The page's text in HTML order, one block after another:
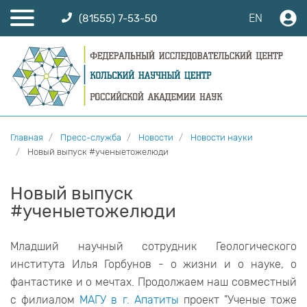
(81555) 7-53-50 EN
Главная Пресс-служба Новости
Новости науки
Новый выпуск #ученыетожелюди
Новый выпуск
#ученыетожелюди
Младший научный сотрудник Геологического
института Илья Горбунов - о жизни и о науке, о
фантастике и о мечтах. Продолжаем наш совместный
с филиалом МАГУ в г. Апатиты проект "Ученые тоже